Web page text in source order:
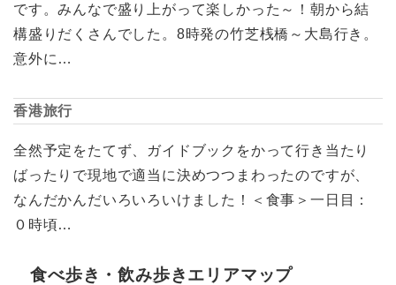
です。みんなで盛り上がって楽しかった～！朝から結
構盛りだくさんでした。8時発の竹芝桟橋～大島行き。
意外に…
香港旅行
全然予定をたてず、ガイドブックをかって行き当たり
ばったりで現地で適当に決めつつまわったのですが、
なんだかんだいろいろいけました！＜食事＞一日目：
０時頃…
食べ歩き・飲み歩きエリアマップ